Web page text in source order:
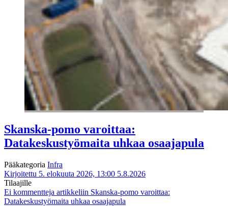
Skanska-pomo varoittaa:
Datakeskustyömaita uhkaa osaajapula
Pääkategoria Infra
Kirjoitettu 5. elokuuta 2026, 13:00 5.8.2026
Tilaajille
Ei kommentteja artikkeliin Skanska-pomo varoittaa:
Datakeskustyömaita uhkaa osaajapula